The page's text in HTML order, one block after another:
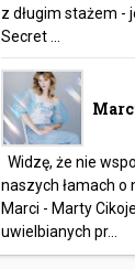
z długim stażem -
Secret ...
Widzę, że nie
naszych łamach
Marci - Marty
uwielbianych pr...